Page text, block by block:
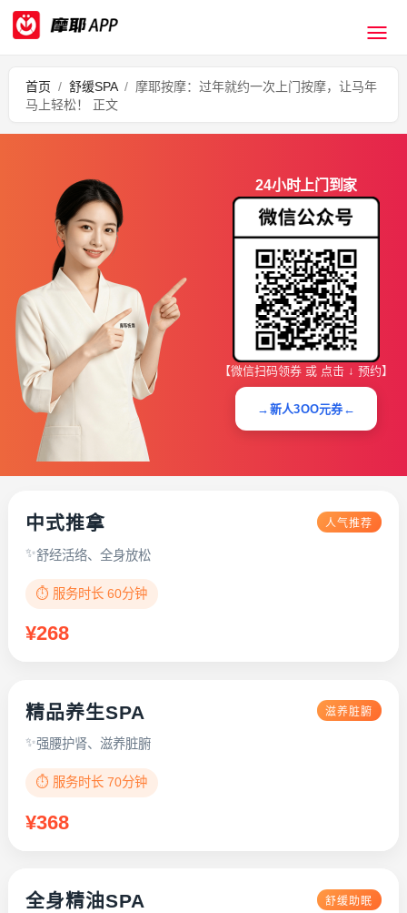
首页 / 舒缓SPA / 摩耶按摩：过年就约一次上门按摩，让马年
马上轻松！ 正文
24小时上门到家
【微信扫码领券 或 点击 ↓ 预约】
→新人3OO元券←
中式推拿 人气推荐
舒经活络、全身放松
⏱️ 服务时长 60分钟
¥268
精品养生SPA 滋养脏腑
强腰护肾、滋养脏腑
⏱️ 服务时长 70分钟
¥368
全身精油SPA 舒缓助眠